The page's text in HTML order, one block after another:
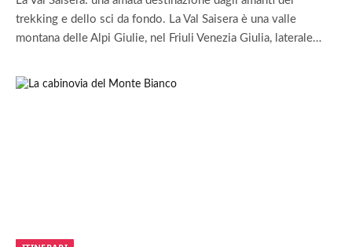
trekking e dello sci da fondo. La Val Saisera è una valle
montana delle Alpi Giulie, nel Friuli Venezia Giulia, laterale…